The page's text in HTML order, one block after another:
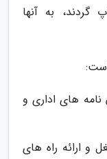
به آنها
های اداری و
ارائه راه های